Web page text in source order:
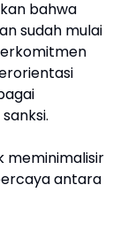
bahwa
sudah mulai
meminimalisir
antara